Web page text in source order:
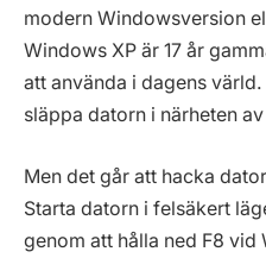
modern Windowsversion
Windows XP är 17 år
att använda i dagens
släppa datorn i närheten
Men det går att hacka
Starta datorn i felsäkert
genom att hålla ned F8